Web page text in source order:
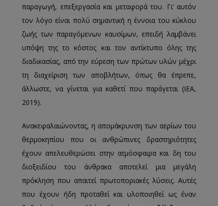
παραγωγή, επεξεργασία και μεταφορά του. Γι’ αυτόν
τον λόγο είναι πολύ σημαντική η έννοια του κύκλου
ζωής των παραγόμενων καυσίμων, επειδή λαμβάνει
υπόψη της το κόστος και τον αντίκτυπο όλης της
διαδικασίας, από την εύρεση των πρώτων υλών μέχρι
τη διαχείριση των αποβλήτων, όπως θα έπρεπε,
άλλωστε, να γίνεται για καθετί που παράγεται (IEA,
2019).
Ανακεφαλαιώνοντας, η απομάκρυνση των αερίων του
θερμοκηπίου που οι ανθρώπινες δραστηριότητες
έχουν απελευθερώσει στην ατμόσφαιρα και δη του
διοξειδίου του άνθρακα αποτελεί μια μεγάλη
πρόκληση που απαιτεί πρωτοποριακές λύσεις. Αυτές
που έχουν ήδη προταθεί και υλοποιηθεί ως έναν